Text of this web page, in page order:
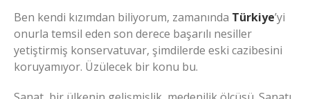
Ben kendi kızımdan biliyorum, zamanında Türkiye’yi
onurla temsil eden son derece başarılı nesiller
yetiştirmiş konservatuvar, şimdilerde eski cazibesini
koruyamıyor. Üzülecek bir konu bu.